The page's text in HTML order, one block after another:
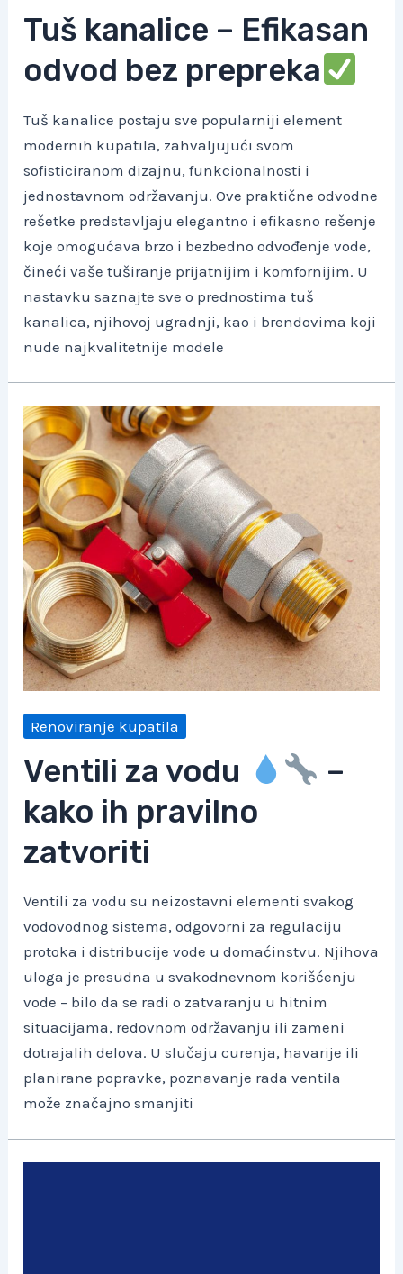
Tuš kanalice – Efikasan
odvod bez prepreka
Tuš kanalice postaju sve popularniji element
modernih kupatila, zahvaljujući svom
sofisticiranom dizajnu, funkcionalnosti i
jednostavnom održavanju. Ove praktične odvodne
rešetke predstavljaju elegantno i efikasno rešenje
koje omogućava brzo i bezbedno odvođenje vode,
čineći vaše tuširanje prijatnijim i komfornijim. U
nastavku saznajte sve o prednostima tuš
kanalica, njihovoj ugradnji, kao i brendovima koji
nude najkvalitetnije modele
Renoviranje kupatila
Ventili za vodu
–
kako ih pravilno
zatvoriti
Ventili za vodu su neizostavni elementi svakog
vodovodnog sistema, odgovorni za regulaciju
protoka i distribucije vode u domaćinstvu. Njihova
uloga je presudna u svakodnevnom korišćenju
vode – bilo da se radi o zatvaranju u hitnim
situacijama, redovnom održavanju ili zameni
dotrajalih delova. U slučaju curenja, havarije ili
planirane popravke, poznavanje rada ventila
može značajno smanjiti